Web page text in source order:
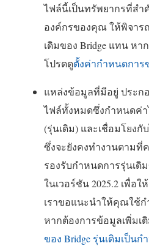
ไฟล์นี้เป็นทรัพยากรที่ส
องค์กรของคุณ ให้พิจา
เดิมของ Bridge แทน หา
โปรดดูตั้งค่ากำหนดการ
แหล่งข้อมูลที่มีอยู่ ประก
ไฟล์ทั้งหมดซึ่งกำหนดค่า
(รุ่นเดิม) และเชื่อมโยงกั
ซึ่งจะยังคงทำงานตามที่
รองรับกำหนดการรุ่นเดิ
ในเวอร์ชัน 2025.2 เพื่อ
เราขอแนะนำให้คุณใช้ก
หากต้องการข้อมูลเพิ่มเ
ของ Bridge รุ่นเดิมเป็นก